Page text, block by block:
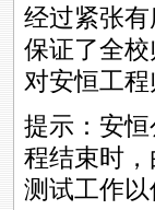
经过紧张
保证了全
对安恒工
提示：安
程结束时
测试工作